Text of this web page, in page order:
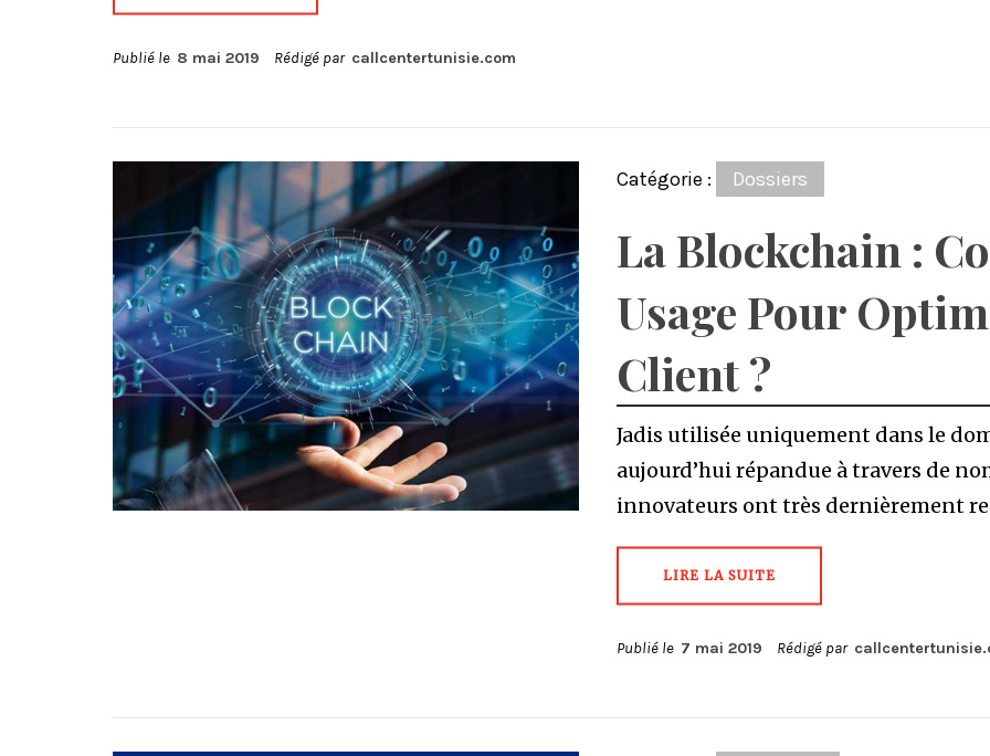
Publié le 8 mai 2019 Rédigé par callcentertunisie.com
Catégorie : Dossiers
La Blockchain :
Usage Pour
Client ?
Jadis utilisée uniquement dans le
aujourd’hui répandue à travers de
innovateurs ont très dernièrement
LIRE LA SUITE
Publié le 7 mai 2019 Rédigé par